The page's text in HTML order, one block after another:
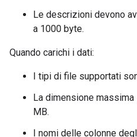
Le descrizioni devono
a 1000 byte.
Quando carichi i dati:
I tipi di file supportati
La dimensione
MB.
I nomi delle colonne